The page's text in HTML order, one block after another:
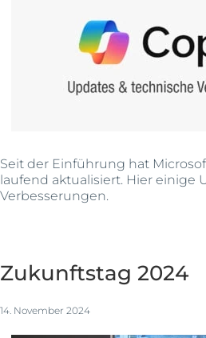
Seit der Einführung hat
laufend aktualisiert. Hier einige
Verbesserungen.
Zukunftstag 2024
14. November 2024